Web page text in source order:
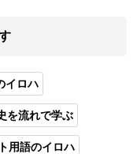
イロハ
を流れで学ぶ
用語のイロハ